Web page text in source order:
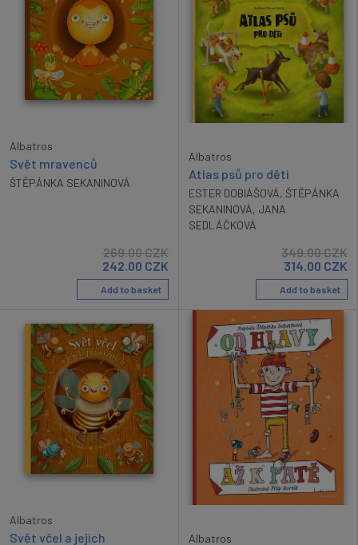
Albatros
Svět mravenců
ŠTĚPÁNKA SEKANINOVÁ
269.00CZK
242.00 CZK
Add to basket
Albatros
Atlas psů pro děti
ESTER DOBIÁŠOVÁ, ŠTĚPÁNKA
SEKANINOVÁ, JANA
SEDLÁČKOVÁ
349.00CZK
314.00 CZK
Add to basket
Albatros
Svět včel a jejich
Albatros